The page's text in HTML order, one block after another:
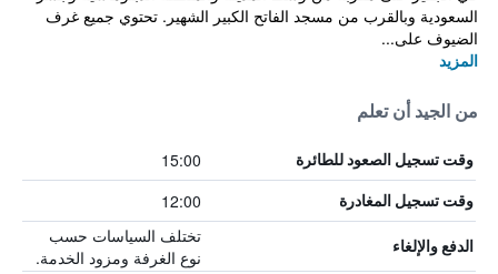
السعودية وبالقرب من مسجد الفاتح الكبير الشهير. تحتوي جميع غرف
الضيوف على...
المزيد
من الجيد أن تعلم
وقت تسجيل الصعود للطائرة 15:00
وقت تسجيل المغادرة 12:00
الدفع والإلغاء
تختلف السياسات حسب
نوع الغرفة ومزود الخدمة.